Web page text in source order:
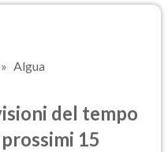
Algua
del tempo
15